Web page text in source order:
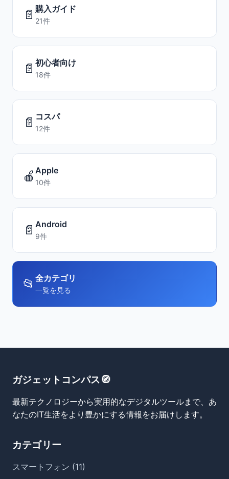
📄 購入ガイド
21件
📄 初心者向け
18件
📄 コスパ
12件
🍎 Apple
10件
📄 Android
9件
📂 全カテゴリ
一覧を見る
ガジェットコンパス🧭
最新テクノロジーから実用的なデジタルツールまで、あ
なたのIT生活をより豊かにする情報をお届けします。
カテゴリー
スマートフォン (11)